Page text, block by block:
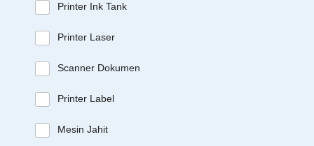
Printer Ink Tank
Printer Laser
Scanner Dokumen
Printer Label
Mesin Jahit